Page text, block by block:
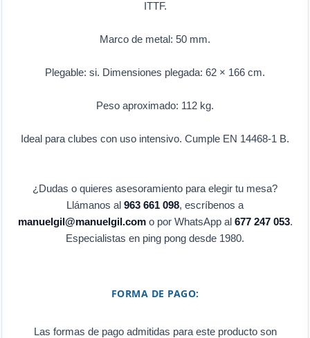
ITTF.
Marco de metal: 50 mm.
Plegable: si. Dimensiones plegada: 62 × 166 cm.
Peso aproximado: 112 kg.
Ideal para clubes con uso intensivo. Cumple EN 14468-1 B.
¿Dudas o quieres asesoramiento para elegir tu mesa?
Llámanos al 963 661 098, escríbenos a
manuelgil@manuelgil.como por WhatsApp al 677 247 053.
Especialistas en ping pong desde 1980.
FORMA DE PAGO:
Las formas de pago admitidas para este producto son